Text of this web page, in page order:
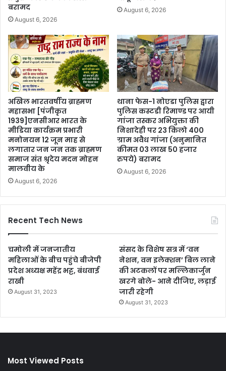
बरामद
August 6, 2026
August 6, 2026
अखिल भारतवर्षीय ब्राह्मण
महासभा [पंजीकृत
1939]एनसीआर भारत के
मीडिया कार्यक्रम प्रभारी
मनोनयन 12 जून माह से
लगातार जन जन तक ब्राह्मण
समाज संत श्रृदेय मदन मोहन
मालवीय के
August 6, 2026
थाना फेस-1 नोएडा पुलिस द्वारा
पुलिस कस्टडी रिमाण्ड पर आयी
गांजा तस्कर अभियुक्ता की
निशादेही पर 23 किलो 400
ग्राम अवैध गांजा (अनुमानित
कीमत 03 लाख 50 हजार
रुपये) बरामद
August 6, 2026
Recent Tech News
चमोली में जनजातीय
महिलाओं के बीच पहुंचे बीजेपी
प्रदेश अध्यक्ष महेंद्र भट्ट, बंधवाई
राखी
August 31, 2023
संसद के विशेष सत्र में ‘वन
नेशन, वन इलेक्शन’ बिल लाने
की अटकलों पर मल्लिकार्जुन
खरगे बोले- आने दीजिए, लड़ाई
जारी रहेगी
August 31, 2023
Most Viewed Posts